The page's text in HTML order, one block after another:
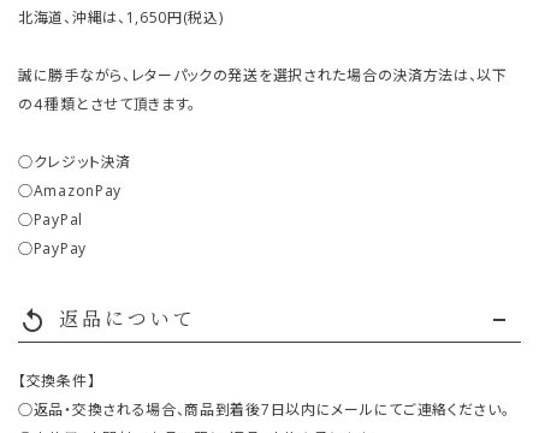
北海道、沖縄は、1,650円(税込)
誠に勝手ながら、レターパックの発送を選択された場合の決済方法は、以下
の４種類とさせて頂きます。
○クレジット決済
○AmazonPay
○PayPal
○PayPay
replay 返品について
【交換条件】
○返品・交換される場合、商品到着後7日以内にメールにてご連絡ください。